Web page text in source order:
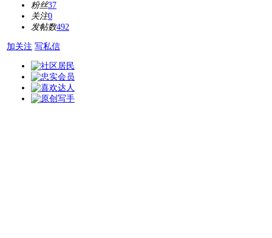
粉丝37
关注0
发帖数492
加关注 写私信